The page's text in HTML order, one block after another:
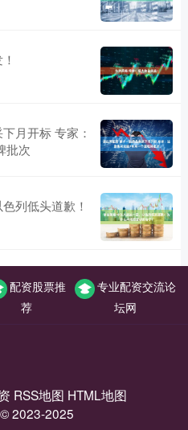
月开标 专家：
批次
列低头道歉！
配资股票推
荐
专业配资交流论
坛网
RSS地图 HTML地图
© 2023-2025